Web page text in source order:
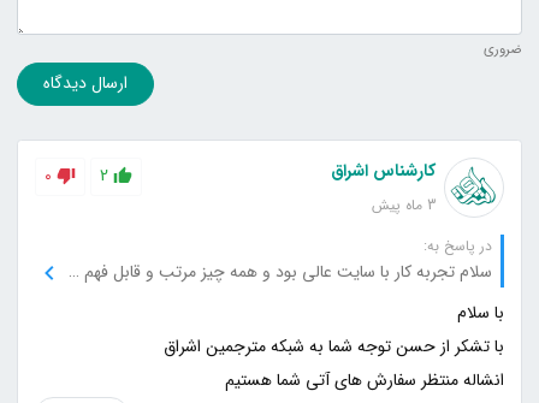
ضروری
ارسال دیدگاه
کارشناس اشراق
3 ماه پیش
2
0
در پاسخ به:
سلام تجربه کار با سایت عالی بود و همه چیز مرتب و قابل فهم قرار گرفته است.
انشاله منتظر سفارش های آتی شما هستیم